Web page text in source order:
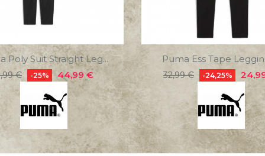
Poly Suit Straight Leg...
€ -25% Precio
44,99 €
Puma Ess Tape
Precio
32,99 € -24,25%